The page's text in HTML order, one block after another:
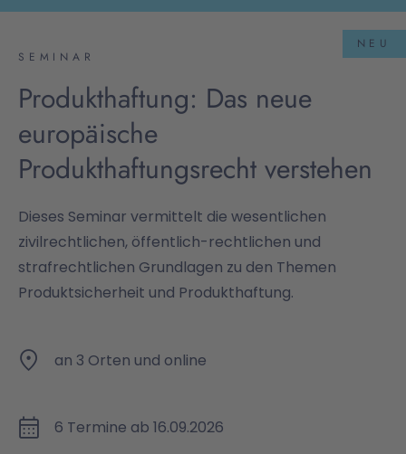
SEMINAR
Produkthaftung: Das neue
europäische
Produkthaftungsrecht verstehen
NEU
Dieses Seminar vermittelt die wesentlichen
zivilrechtlichen, öffentlich-rechtlichen und
strafrechtlichen Grundlagen zu den Themen
Produktsicherheit und Produkthaftung.
an 3 Orten und online
6 Termine ab 16.09.2026